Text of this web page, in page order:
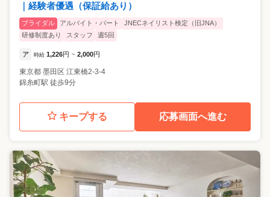
｜経験者優遇（保証給あり）
ブライダル アルバイト・パート
JNECネイリスト検定（旧JNA）
研修制度あり
スタッフ 週5回
ア 時給 1,226円 ~ 2,000円
東京都 墨田区 江東橋2-3-4
錦糸町駅 徒歩9分
キープする 応募画面へ進む